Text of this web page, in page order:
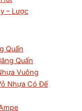
– Lược
Quấn
Quấn
Vuông
Nhựa Có Đế